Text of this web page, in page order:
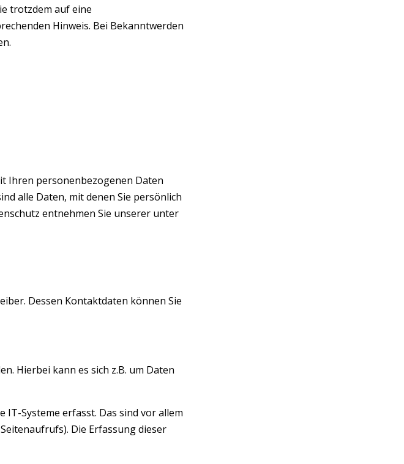
trotzdem auf eine
Hinweis. Bei Bekanntwerden
Ihren personenbezogenen Daten
alle Daten, mit denen Sie persönlich
entnehmen Sie unserer unter
Dessen Kontaktdaten können Sie
Hierbei kann es sich z.B. um Daten
Systeme erfasst. Das sind vor allem
Die Erfassung dieser